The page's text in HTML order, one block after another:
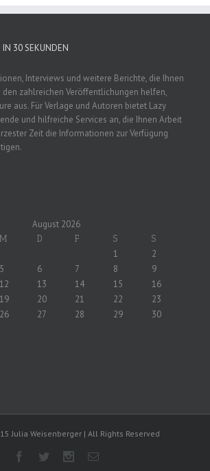
IN 30 SEKUNDEN
Interviews und weitere Berichte, die Ihnen
den zahlreichen Veröffentlichungen helfen,
aus. Für Verlage und Autoren bietet Lazy
und hilfreiche Services an, die Ihnen Arbeit
Zeit die Informationen zur Verfügung
August 2026
M D F S S
1
2
5 6 7 8
9
12 13 14 15
16
19 20 21 22
23
26 27 28 29
30
Julia Weisenberger | All Rights Reserved